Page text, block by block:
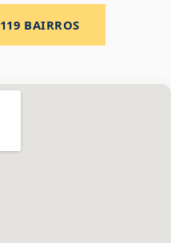
119 BAIRROS